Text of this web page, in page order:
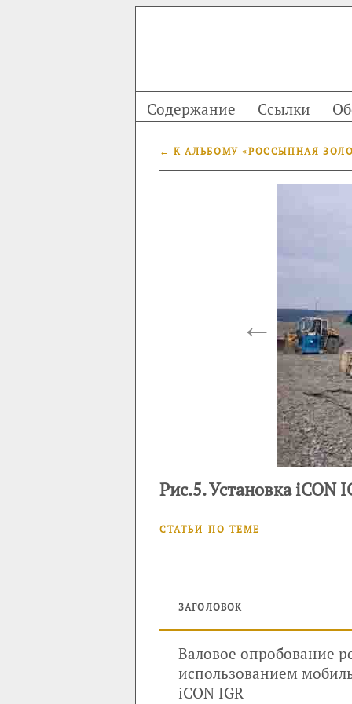
Содержание Ссылки
← К АЛЬБОМУ «РОССЫПНАЯ
←
Рис.5. Установка iCON
СТАТЬИ ПО ТЕМЕ
ЗАГОЛОВОК
Валовое опробование
использованием
iCON IGR